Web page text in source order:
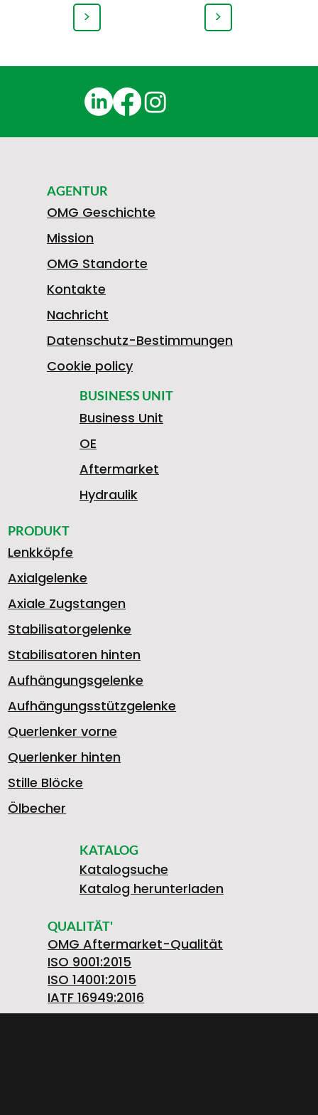
> >
BUSINESS UNIT
Business Unit
OE
Aftermarket
Hydraulik
PRODUKT
Lenkköpfe
Axialgelenke
Axiale Zugstangen
Stabilisatorgelenke
Stabilisatoren hinten
Aufhängungsgelenke
Aufhängungsstützgelenke
Querlenker vorne
Querlenker hinten
Stille Blöcke
Ölbecher
KATALOG
Katalogsuche
Katalog herunterladen
QUALITÄT'
OMG Aftermarket-Qualität
ISO 9001:2015
ISO 14001:2015
IATF 16949:2016
AGENTUR
OMG Geschichte
Mission
OMG Standorte
Kontakte
Nachricht
Datenschutz-Bestimmungen
Cookie policy